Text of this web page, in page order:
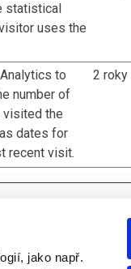
jako např.
statistical
uses the
to
number of
visited the
dates for
recent visit.
2 roky